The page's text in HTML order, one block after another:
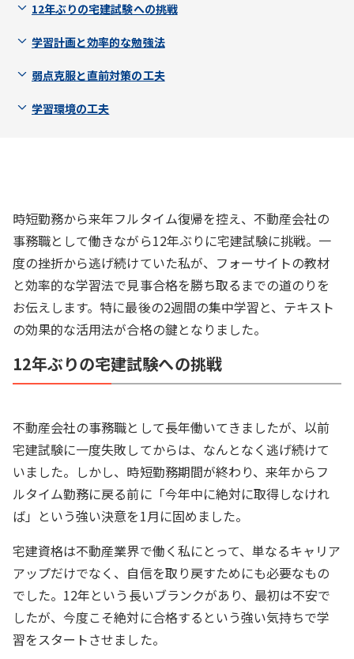
12年ぶりの宅建試験への挑戦
学習計画と効率的な勉強法
弱点克服と直前対策の工夫
学習環境の工夫
時短勤務から来年フルタイム復帰を控え、不動産会社の
事務職として働きながら12年ぶりに宅建試験に挑戦。一
度の挫折から逃げ続けていた私が、フォーサイトの教材
と効率的な学習法で見事合格を勝ち取るまでの道のりを
お伝えします。特に最後の2週間の集中学習と、テキスト
の効果的な活用法が合格の鍵となりました。
12年ぶりの宅建試験への挑戦
不動産会社の事務職として長年働いてきましたが、以前
宅建試験に一度失敗してからは、なんとなく逃げ続けて
いました。しかし、時短勤務期間が終わり、来年からフ
ルタイム勤務に戻る前に「今年中に絶対に取得しなけれ
ば」という強い決意を1月に固めました。
宅建資格は不動産業界で働く私にとって、単なるキャリア
アップだけでなく、自信を取り戻すためにも必要なもの
でした。12年という長いブランクがあり、最初は不安で
したが、今度こそ絶対に合格するという強い気持ちで学
習をスタートさせました。